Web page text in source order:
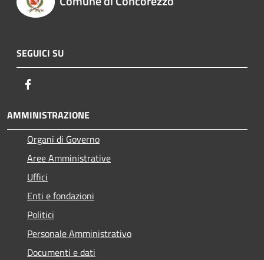
SEGUICI SU
AMMINISTRAZIONE
Organi di Governo
Aree Amministrative
Uffici
Enti e fondazioni
Politici
Personale Amministrativo
Documenti e dati